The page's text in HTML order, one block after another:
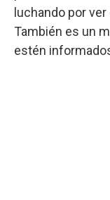
luchando por
También es un
estén